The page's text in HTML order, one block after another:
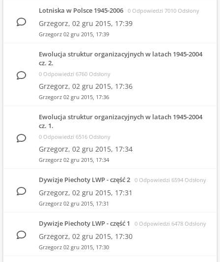
Lotniska w Polsce 1945-2006 0 Odpowiedzi 7010 Odsłony
Grzegorz, 02 gru 2015, 17:39
Grzegorz 02 gru 2015, 17:39
Ewolucja struktur organizacyjnych w latach 1945-2004
cz. 2.
0 Odpowiedzi 6760 Odsłony
Grzegorz, 02 gru 2015, 17:36
Grzegorz 02 gru 2015, 17:36
Ewolucja struktur organizacyjnych w latach 1945-2004
cz. 1.
0 Odpowiedzi 6516 Odsłony
Grzegorz, 02 gru 2015, 17:34
Grzegorz 02 gru 2015, 17:34
Dywizje Piechoty LWP - część 2 0 Odpowiedzi 6594 Odsłony
Grzegorz, 02 gru 2015, 17:31
Grzegorz 02 gru 2015, 17:31
Dywizje Piechoty LWP - część 1 0 Odpowiedzi 6478 Odsłony
Grzegorz, 02 gru 2015, 17:30
Grzegorz 02 gru 2015, 17:30